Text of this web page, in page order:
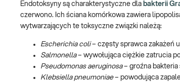
Endotoksyny są charakterystyczne dla bakterii
czerwono. Ich ściana komórkowa zawiera
wytwarzających te toksyczne związki należą:
Escherichia coli– częsty sprawca zakażeń
Salmonella– wywołująca ciężkie zatrucia
Pseudomonas aeruginosa– groźna bakteria
Klebsiella pneumoniae– powodująca